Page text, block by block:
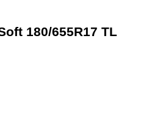
180/655R17 TL